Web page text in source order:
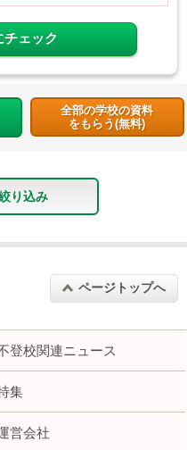
チェック
全部の学校の資料
をもらう(無料)
り込み
ページトップへ
登校関連ニュース
集
営会社